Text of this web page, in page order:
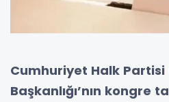
Cumhuriyet Halk
Başkanlığı’nın kongre